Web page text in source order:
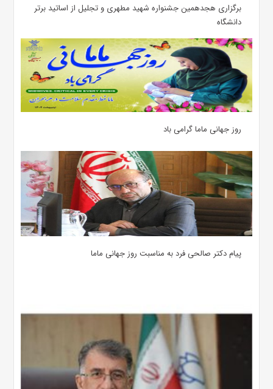
برگزاری هجدهمین جشنواره شهید مطهری و تجلیل از اساتید برتر
دانشگاه
روز جهانی ماما گرامی باد
پیام دکتر صالحی فرد به مناسبت روز جهانی ماما